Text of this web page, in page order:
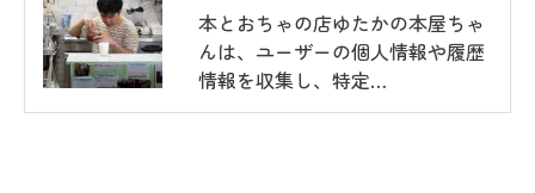
本とおちゃの店ゆたかの本屋ちゃ
んは、ユーザーの個人情報や履歴
情報を収集し、特定…